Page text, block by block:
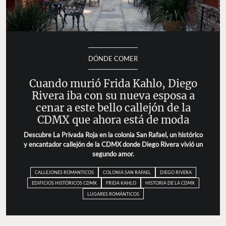
DÓNDE COMER
Cuando murió Frida Kahlo, Diego
Rivera iba con su nueva esposa a
cenar a este bello callejón de la
CDMX que ahora está de moda
Descubre La Privada Roja en la colonia San Rafael, un histórico
y encantador callejón de la CDMX donde Diego Rivera vivió un
segundo amor.
CALLEJONES ROMANTICOS COLONIA SAN RAFAEL
DIEGO RIVERA
EDIFICIOS HISTÓRICOS CDMX
FRIDA KAHLO
HISTORIA DE LA CDMX
LUGARES ROMÁNTICOS